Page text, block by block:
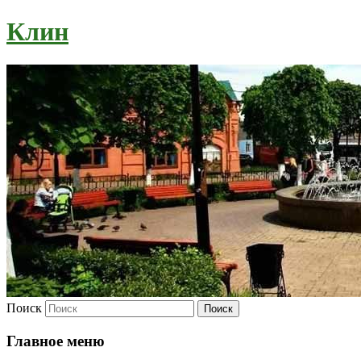
Клин
Поиск
Главное меню